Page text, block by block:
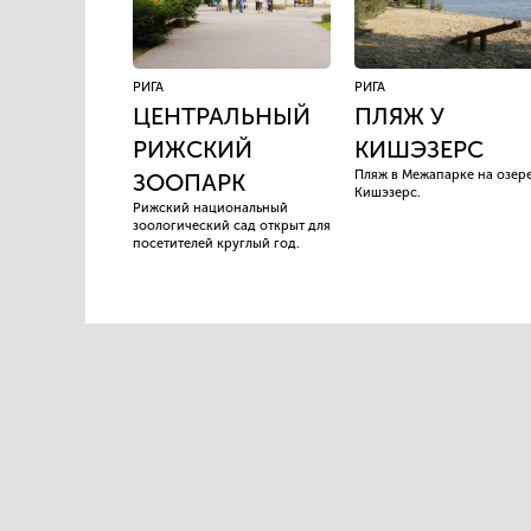
РИГА
ЦЕНТРАЛЬНЫЙ
РИЖСКИЙ
ЗООПАРК
Рижский национальный
зоологический сад открыт для
посетителей круглый год.
РИГА
ПЛЯЖ У
КИШЭЗЕРС
Пляж в Межапарке на
Кишэзерс.